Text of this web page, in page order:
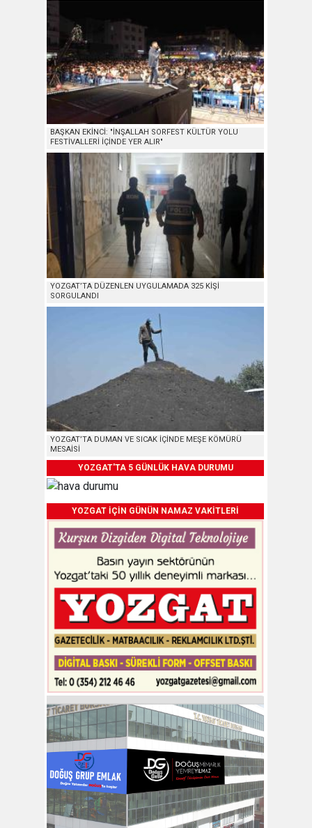
BAŞKAN EKİNCİ: "İNŞALLAH SORFEST KÜLTÜR YOLU
FESTİVALLERİ İÇİNDE YER ALIR"
YOZGAT’TA DÜZENLEN UYGULAMADA 325 KİŞİ
SORGULANDI
YOZGAT’TA DUMAN VE SICAK İÇİNDE MEŞE KÖMÜRÜ
MESAİSİ
YOZGAT'TA 5 GÜNLÜK HAVA DURUMU
YOZGAT İÇİN GÜNÜN NAMAZ VAKİTLERİ